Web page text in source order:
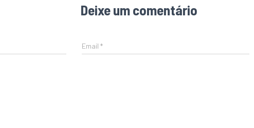
Deixe um comentário
Email*